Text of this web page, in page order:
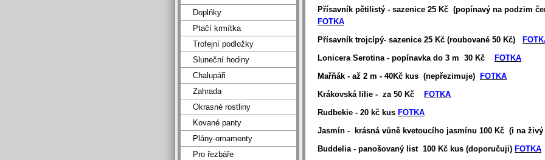
Přísavník pětilistý - sazenice 25 Kč (popínavý na podzim
FOTKA
Přísavník trojcípý- sazenice 25 Kč (roubované 50 Kč)
Lonicera Serotina - popínavka do 3 m 30 Kč
FOTKA
Mařňák - až 2 m - 40Kč kus (nepřezimuje)
FOTKA
Krákovská lilie - za 50 Kč
FOTKA
Rudbekie - 20 kč kus FOTKA
Jasmín - krásná vůně kvetoucího jasmínu 100 Kč (i na
Buddelia - panošovaný list 100 Kč kus (doporučuji) FOTKA
Doplňky
Ptačí krmítka
Trofejní podložky
Sluneční hodiny
Chalupáři
Zahrada
Okrasné rostliny
Kované panty
Plány-ornamenty
Pro řezbáře